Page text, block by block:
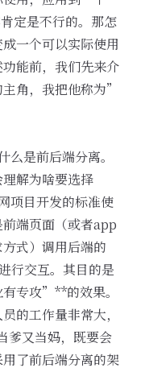
定是不行的。那怎
一个可以实际使用
能前，我们先来介
角，我把他称为”
是前后端分离。
解为啥要选择
项目开发的标准使
端页面（或者app
式）调用后端的
行交互。其目的是
专攻”**的效果。
的工作量非常大，
爹又当妈，既要会
了前后端分离的架